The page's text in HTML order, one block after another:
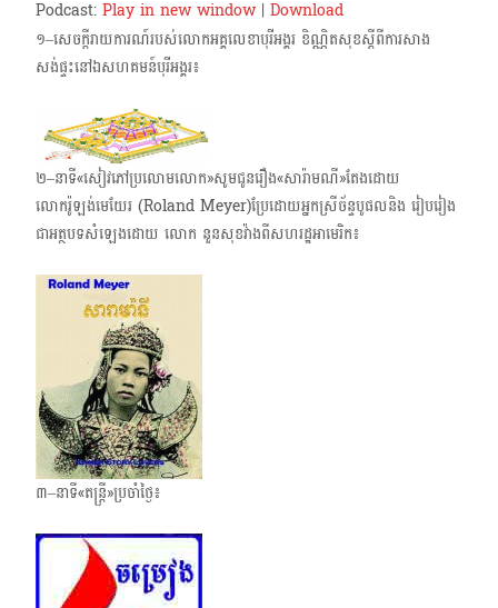
Podcast: Play in new window| Download
១–សេចក្តីរាយការណ៍របស់លោកអគ្គលេខាបុរីអង្គរ ខិណ្ណិតសុខស្តីពីការសាង
សង់ផ្ទះនៅ​ឯសហគមន៍បុរីអង្គរ៖
២–នាទី«សៀវភៅប្រលោមលោក»សូមជូនរឿង«សារ៉ាមណី»តែងដោយ
លោករ៉ូឡង់មេយែរ (Roland Meyer)ប្រែដោយអ្នកស្រីច័ន្ទបូផលនិង រៀបរៀង
ជាអត្ថបទសំឡេងដោយ លោក នួនសុខវ៉ាង​ពីសហរដ្ឋអាមេរិក៖
៣–នាទី«តន្រ្តី»ប្រចាំថ្ងៃ៖